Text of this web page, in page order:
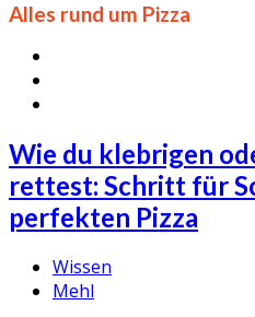
Alles rund um Pizza
Wie du klebrigen
rettest: Schritt für
perfekten Pizza
Wissen
Mehl